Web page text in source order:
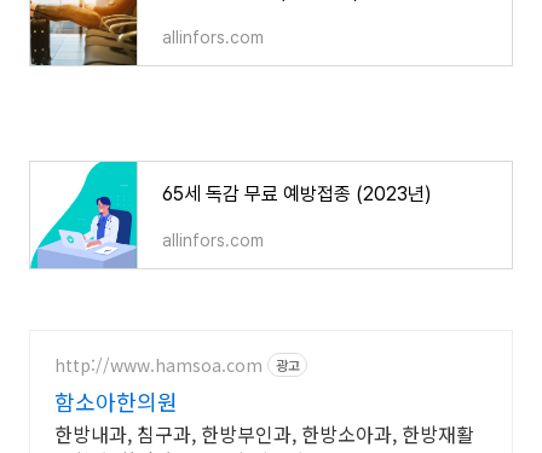
allinfors.com
65세 독감 무료 예방접종 (2023년)
allinfors.com
http://www.hamsoa.com 광고
함소아한의원
한방내과, 침구과, 한방부인과, 한방소아과, 한방재활